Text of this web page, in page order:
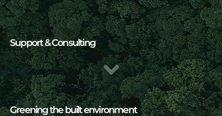
Support & Consulting
Greening the built environment